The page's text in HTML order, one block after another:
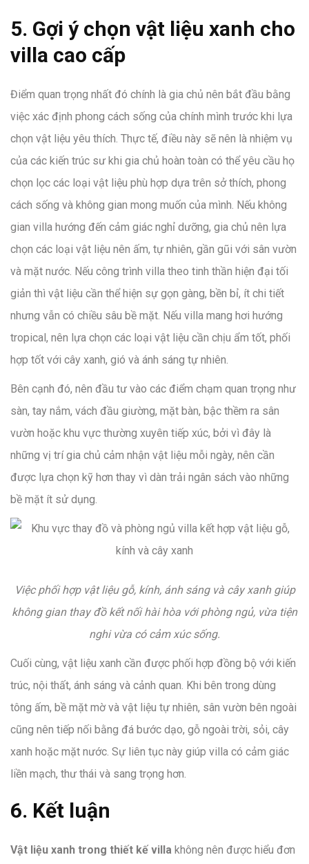
5. Gợi ý chọn vật liệu xanh cho
villa cao cấp
Điểm quan trọng nhất đó chính là gia chủ nên bắt đầu bằng
việc xác định phong cách sống của chính mình trước khi lựa
chọn vật liệu yêu thích. Thực tế, điều này sẽ nên là nhiệm vụ
của các kiến trúc sư khi gia chủ hoàn toàn có thể yêu cầu họ
chọn lọc các loại vật liệu phù hợp dựa trên sở thích, phong
cách sống và không gian mong muốn của mình. Nếu không
gian villa hướng đến cảm giác nghỉ dưỡng, gia chủ nên lựa
chọn các loại vật liệu nên ấm, tự nhiên, gần gũi với sân vườn
và mặt nước. Nếu công trình villa theo tinh thần hiện đại tối
giản thì vật liệu cần thể hiện sự gọn gàng, bền bỉ, ít chi tiết
nhưng vẫn có chiều sâu bề mặt. Nếu villa mang hơi hướng
tropical, nên lựa chọn các loại vật liệu cần chịu ẩm tốt, phối
hợp tốt với cây xanh, gió và ánh sáng tự nhiên.
Bên cạnh đó, nên đầu tư vào các điểm chạm quan trọng như
sàn, tay nắm, vách đầu giường, mặt bàn, bậc thềm ra sân
vườn hoặc khu vực thường xuyên tiếp xúc, bởi vì đây là
những vị trí gia chủ cảm nhận vật liệu mỗi ngày, nên cần
được lựa chọn kỹ hơn thay vì dàn trải ngân sách vào những
bề mặt ít sử dụng.
Việc phối hợp vật liệu gỗ, kính, ánh sáng và cây xanh giúp
không gian thay đồ kết nối hài hòa với phòng ngủ, vừa tiện
nghi vừa có cảm xúc sống.
Cuối cùng, vật liệu xanh cần được phối hợp đồng bộ với kiến
trúc, nội thất, ánh sáng và cảnh quan. Khi bên trong dùng
tông ấm, bề mặt mờ và vật liệu tự nhiên, sân vườn bên ngoài
cũng nên tiếp nối bằng đá bước dạo, gỗ ngoài trời, sỏi, cây
xanh hoặc mặt nước. Sự liên tục này giúp villa có cảm giác
liền mạch, thư thái và sang trọng hơn.
6. Kết luận
Vật liệu xanh trong thiết kế villa không nên được hiểu đơn